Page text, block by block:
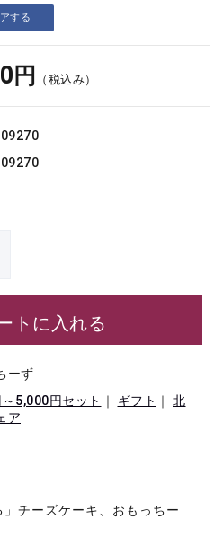
する
円 （税込み）
トに入れる
ーず
5,000円セット ｜ ギフト ｜ 北
ア
チーズケーキ、おもっちー